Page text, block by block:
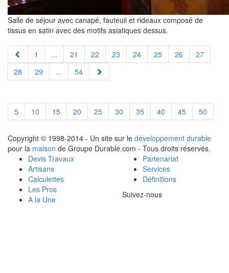
Salle de séjour avec canapé, fauteuil et rideaux composé de
tissus en satin avec des motifs asiatiques dessus.
1 ... 21 22 23 24 25 26
27
28
29 ... 54
5 10 15 20 25 30 35 40 45 50
Copyright © 1998-2014 - Un site sur le développement durable
pour la maison de Groupe Durable.com - Tous droits réservés.
Devis Travaux
Artisans
Calculettes
Les Pros
A la Une
Partenariat
Services
Définitions
Suivez-nous